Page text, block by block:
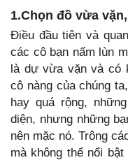
1.Chọn đồ vừa
Điều đầu tiên và
các cô bạn nấm lùn
là dự vừa vặn và có
cô nàng của chúng
hay quá rộng,
diện, nhưng những
nên mặc nó. Trông
mà không thể nổi